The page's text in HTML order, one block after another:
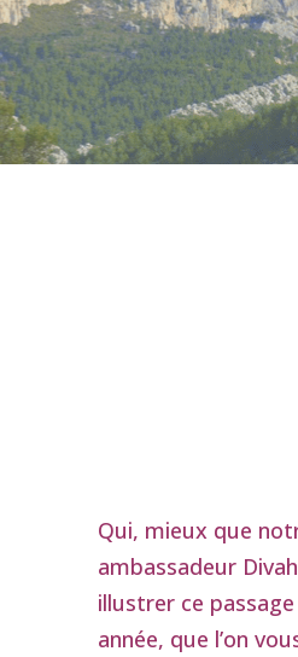
Qui, mieux que
ambassadeur
illustrer ce
année, que l’on